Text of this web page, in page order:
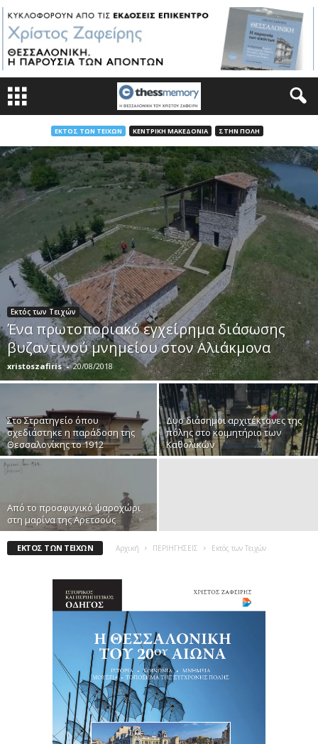
ΕΚΤΌΣ ΤΩΝ ΤΕΙΧΏΝ ΚΕΝΤΡΙΚΉ ΜΑΚΕΔΟΝΊΑ ΣΤΗΝ ΠΌΛΗ
Εκτός των Τειχών
Ένα πρωτοποριακό εγχείρημα διάσωσης
βυζαντινού μνημείου στον Αλιάκμονα
xristoszafiris - 20/08/2018
Στο Στρατηγείο όπου
σχεδιάστηκε η παράδοση της
Θεσσαλονίκης το 1912
Δυο διάσημοι αρχιτέκτονες της
πόλης στο κοιμητήριο των
Καθολικών
Από το προσφυγικό ψαροχώρι
στη μαρίνα της Αρετσούς
ΕΚΤΌΣ ΤΩΝ ΤΕΙΧΏΝ Αρχική ΠΕΡΙΗΓΗΣΕΙΣ Εκτός των Τειχών